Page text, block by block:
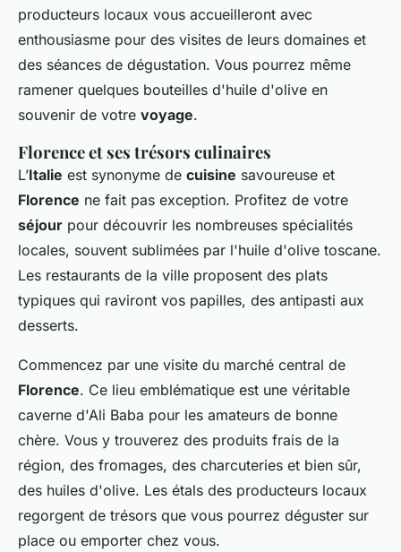
producteurs locaux vous accueilleront avec
enthousiasme pour des visites de leurs domaines et
des séances de dégustation. Vous pourrez même
ramener quelques bouteilles d'huile d'olive en
souvenir de votre voyage.
Florence et ses trésors culinaires
L’Italie est synonyme de cuisine savoureuse et
Florence ne fait pas exception. Profitez de votre
séjour pour découvrir les nombreuses spécialités
locales, souvent sublimées par l'huile d'olive toscane.
Les restaurants de la ville proposent des plats
typiques qui raviront vos papilles, des antipasti aux
desserts.
Commencez par une visite du marché central de
Florence. Ce lieu emblématique est une véritable
caverne d'Ali Baba pour les amateurs de bonne
chère. Vous y trouverez des produits frais de la
région, des fromages, des charcuteries et bien sûr,
des huiles d'olive. Les étals des producteurs locaux
regorgent de trésors que vous pourrez déguster sur
place ou emporter chez vous.